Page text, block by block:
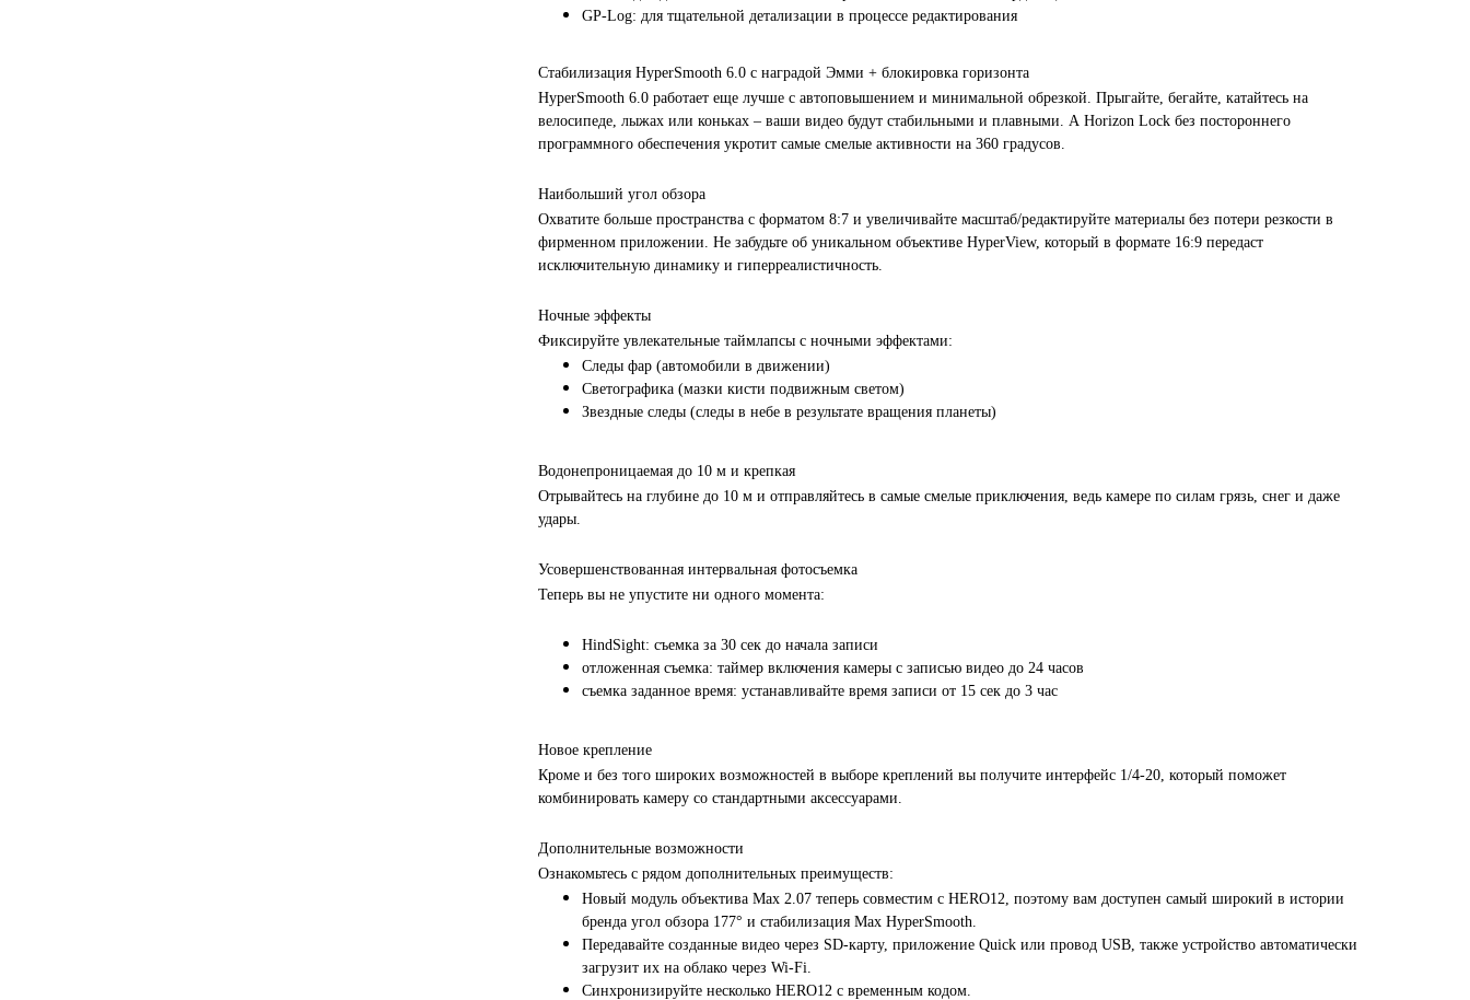
GP-Log: для тщательной детализации в процессе редактирования
Стабилизация HyperSmooth 6.0 с наградой Эмми + блокировка горизонта
HyperSmooth 6.0 работает еще лучше с автоповышением и минимальной обрезкой. Прыгайте, бегайте, катайтесь на
велосипеде, лыжах или коньках – ваши видео будут стабильными и плавными. А Horizon Lock без постороннего
программного обеспечения укротит самые смелые активности на 360 градусов.
Наибольший угол обзора
Охватите больше пространства с форматом 8:7 и увеличивайте масштаб/редактируйте материалы без потери резкости в
фирменном приложении. Не забудьте об уникальном объективе HyperView, который в формате 16:9 передаст
исключительную динамику и гиперреалистичность.
Ночные эффекты
Фиксируйте увлекательные таймлапсы с ночными эффектами:
Следы фар (автомобили в движении)
Светографика (мазки кисти подвижным светом)
Звездные следы (следы в небе в результате вращения планеты)
Водонепроницаемая до 10 м и крепкая
Отрывайтесь на глубине до 10 м и отправляйтесь в самые смелые приключения, ведь камере по силам грязь, снег и даже
удары.
Усовершенствованная интервальная фотосъемка
Теперь вы не упустите ни одного момента:
HindSight: съемка за 30 сек до начала записи
отложенная съемка: таймер включения камеры с записью видео до 24 часов
съемка заданное время: устанавливайте время записи от 15 сек до 3 час
Новое крепление
Кроме и без того широких возможностей в выборе креплений вы получите интерфейс 1/4-20, который поможет
комбинировать камеру со стандартными аксессуарами.
Дополнительные возможности
Ознакомьтесь с рядом дополнительных преимуществ:
Новый модуль объектива Max 2.07 теперь совместим с HERO12, поэтому вам доступен самый широкий в истории
бренда угол обзора 177° и стабилизация Max HyperSmooth.
Передавайте созданные видео через SD-карту, приложение Quick или провод USB, также устройство автоматически
загрузит их на облако через Wi-Fi.
Синхронизируйте несколько HERO12 с временным кодом.